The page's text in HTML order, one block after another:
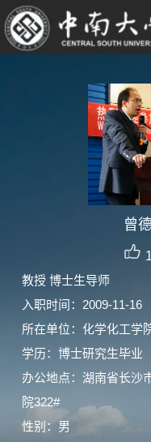
曾
教授 博士生导师
入职时间：2009-11-16
所在单位：化学化工学
学历：博士研究生毕业
办公地点：湖南省长沙
院322#
性别：男